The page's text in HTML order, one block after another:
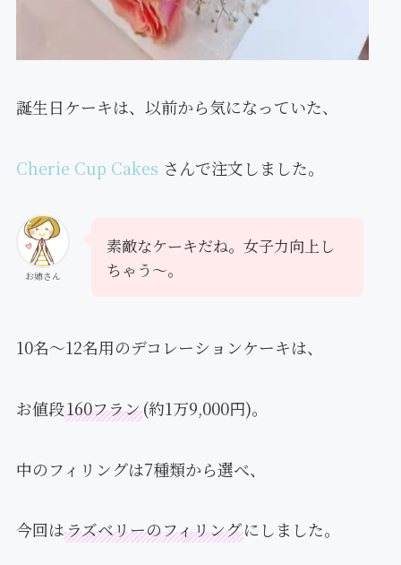
誕生日ケーキは、以前から気になっていた、
Cherie Cup Cakes さんで注文しました。
お姉さん
素敵なケーキだね。女子力向上し
ちゃう〜。
10名〜12名用のデコレーションケーキは、
お値段160フラン(約1万9,000円)。
中のフィリングは7種類から選べ、
今回はラズベリーのフィリングにしました。